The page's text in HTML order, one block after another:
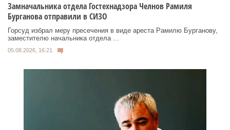
Замначальника отдела Гостехнадзора Челнов Рамиля
Бурганова отправили в СИЗО
Горсуд избрал меру пресечения в виде ареста Рамилю Бурганову,
заместителю начальника отдела ...
05.08.2026, 16:21